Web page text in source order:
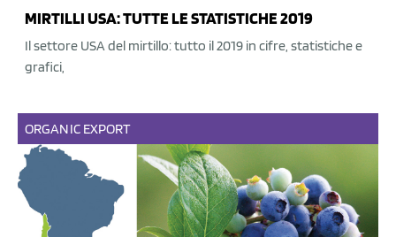
MIRTILLI USA: TUTTE LE STATISTICHE 2019
Il settore USA del mirtillo: tutto il 2019 in cifre, statistiche e
grafici,
ORGANIC EXPORT